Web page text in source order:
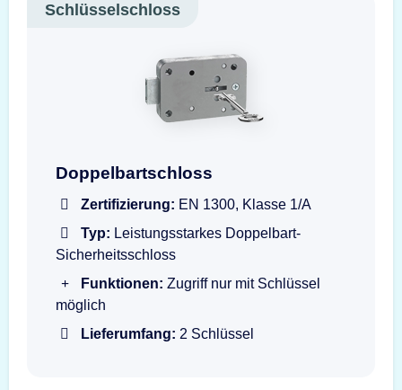
Schlüsselschloss
Doppelbartschloss mit Schlüssel
Doppelbartschloss
Zertifizierung: EN 1300, Klasse 1/A
Typ: Leistungsstarkes Doppelbart-
Sicherheitsschloss
Funktionen: Zugriff nur mit Schlüssel
möglich
Lieferumfang: 2 Schlüssel